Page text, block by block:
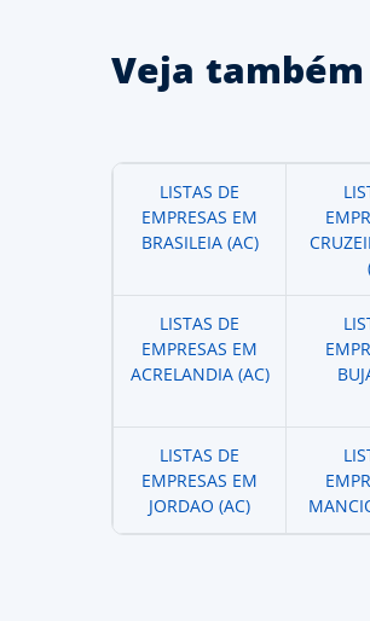
Veja
LISTAS DE
EMPRESAS EM
BRASILEIA (AC)
LISTAS DE
EMPRESAS EM
ACRELANDIA (AC)
LISTAS DE
EMPRESAS EM
JORDAO (AC)